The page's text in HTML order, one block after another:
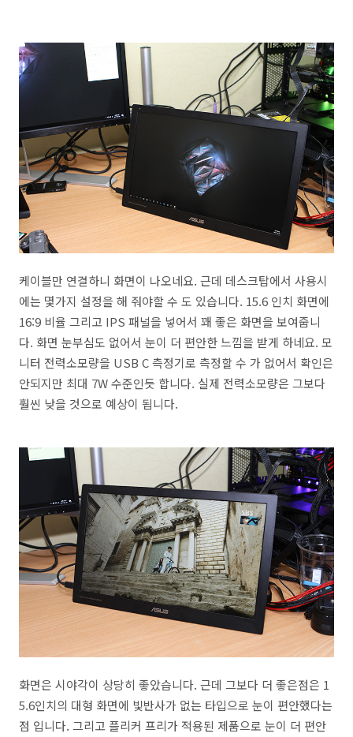
케이블만 연결하니 화면이 나오네요. 근데 데스크탑에서 사용시
에는 몇가지 설정을 해 줘야할 수 도 있습니다. 15.6 인치 화면에
16:9 비율 그리고 IPS 패널을 넣어서 꽤 좋은 화면을 보여줍니
다. 화면 눈부심도 없어서 눈이 더 편안한 느낌을 받게 하네요. 모
니터 전력소모량을 USB C 측정기로 측정할 수 가 없어서 확인은
안되지만 최대 7W 수준인듯 합니다. 실제 전력소모량은 그보다
훨씬 낮을 것으로 예상이 됩니다.
화면은 시야각이 상당히 좋았습니다. 근데 그보다 더 좋은점은 1
5.6인치의 대형 화면에 빛반사가 없는 타입으로 눈이 편안했다는
점 입니다. 그리고 플리커 프리가 적용된 제품으로 눈이 더 편안